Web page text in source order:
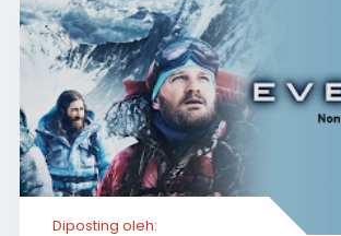
Diposting oleh: